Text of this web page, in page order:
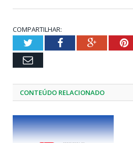
COMPARTILHAR:
TwitterFacebookGoogle+
Email
CONTEÚDO RELACIONADO